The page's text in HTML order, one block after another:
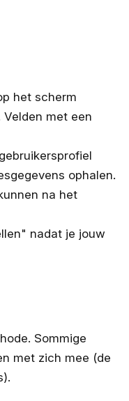
het scherm
met een
ophalen.
na het
nadat je jouw
Sommige
met zich mee (de